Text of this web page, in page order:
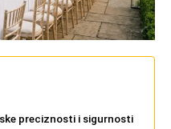
preciznosti i sigurnosti